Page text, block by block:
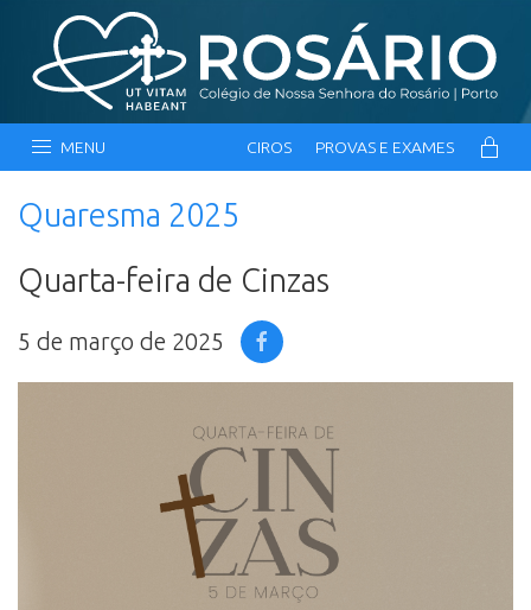
MENU CIROS PROVAS E EXAMES
Quaresma 2025
Quarta-feira de Cinzas
5 de março de 2025